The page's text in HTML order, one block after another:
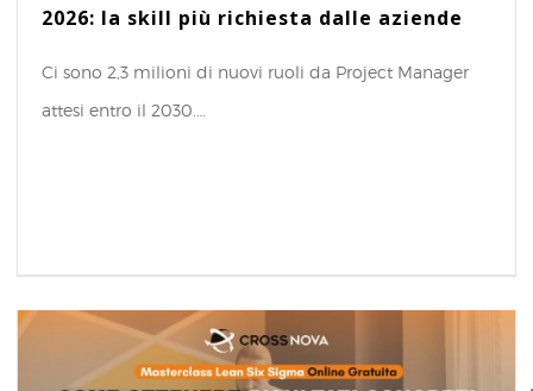
2026: la skill più richiesta dalle aziende
Ci sono 2,3 milioni di nuovi ruoli da Project Manager
attesi entro il 2030.…